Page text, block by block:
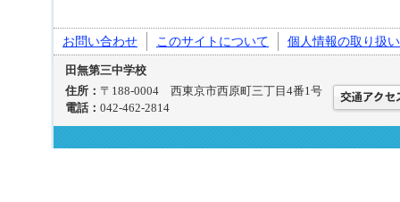
お問い合わせ このサイトについて 個人情報の取り扱い
田無第三中学校
住所： 〒188-0004 西東京市西原町三丁目4番1号
電話： 042-462-2814